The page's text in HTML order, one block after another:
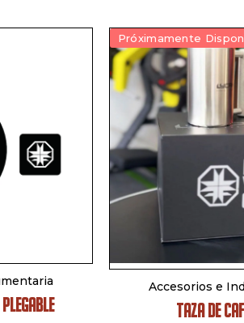
Próximamente
Accesorios e
TAZA DE